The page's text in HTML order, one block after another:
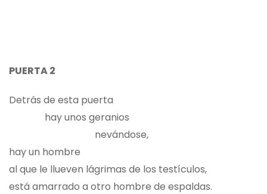
PUERTA 2
Detrás de esta puerta
hay unos geranios
nevándose,
hay un hombre
al que le llueven lágrimas de los testículos,
está amarrado a otro hombre de espaldas.